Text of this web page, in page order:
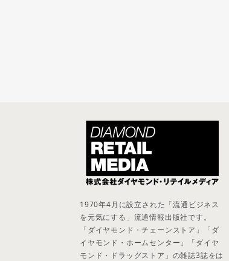
1970年4月に設立された「流通ビジネス
を元気にする」流通情報出版社です。
「ダイヤモンド・チェーンストア」「ダ
イヤモンド・ホームセンター」「ダイヤ
モンド・ドラッグストア」の雑誌3誌をは